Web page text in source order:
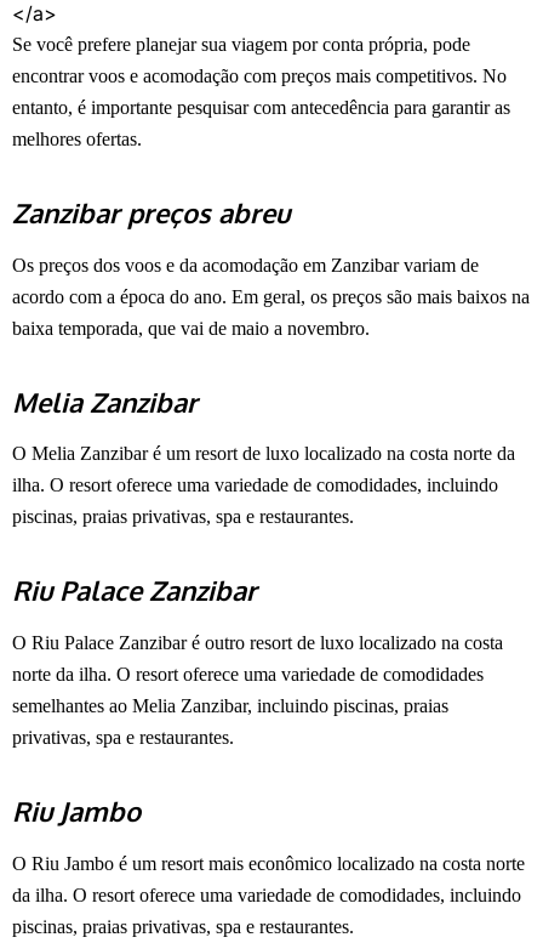
</a>
Se você prefere planejar sua viagem por conta própria, pode
encontrar voos e acomodação com preços mais competitivos. No
entanto, é importante pesquisar com antecedência para garantir as
melhores ofertas.
Zanzibar preços abreu
Os preços dos voos e da acomodação em Zanzibar variam de
acordo com a época do ano. Em geral, os preços são mais baixos na
baixa temporada, que vai de maio a novembro.
Melia Zanzibar
O Melia Zanzibar é um resort de luxo localizado na costa norte da
ilha. O resort oferece uma variedade de comodidades, incluindo
piscinas, praias privativas, spa e restaurantes.
Riu Palace Zanzibar
O Riu Palace Zanzibar é outro resort de luxo localizado na costa
norte da ilha. O resort oferece uma variedade de comodidades
semelhantes ao Melia Zanzibar, incluindo piscinas, praias
privativas, spa e restaurantes.
Riu Jambo
O Riu Jambo é um resort mais econômico localizado na costa norte
da ilha. O resort oferece uma variedade de comodidades, incluindo
piscinas, praias privativas, spa e restaurantes.